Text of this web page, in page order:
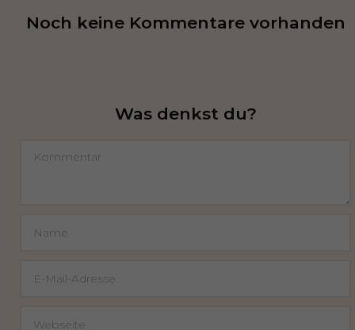
Noch keine Kommentare vorhanden
Was denkst du?